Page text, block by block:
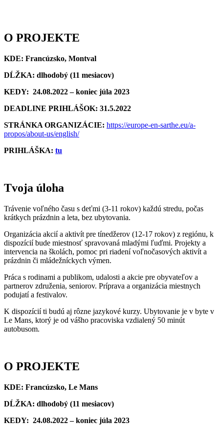
O PROJEKTE
KDE: Francúzsko, Montval
DĹŽKA: dlhodobý (11 mesiacov)
KEDY: 24.08.2022 – koniec júla 2023
DEADLINE PRIHLÁŠOK: 31.5.2022
STRÁNKA ORGANIZÁCIE: https://europe-en-sarthe.eu/a-
propos/about-us/english/
PRIHLÁŠKA: tu
Tvoja úloha
Trávenie voľného času s deťmi (3-11 rokov) každú stredu, počas
krátkych prázdnin a leta, bez ubytovania.
Organizácia akcií a aktivít pre tínedžerov (12-17 rokov) z regiónu, k
dispozícií bude miestnosť spravovaná mladými ľuďmi. Projekty a
intervencia na školách, pomoc pri riadení voľnočasových aktivít a
prázdnin či mládežníckych výmen.
Práca s rodinami a publikom, udalosti a akcie pre obyvateľov a
partnerov združenia, seniorov. Príprava a organizácia miestnych
podujatí a festivalov.
K dispozícií ti budú aj rôzne jazykové kurzy. Ubytovanie je v byte v
Le Mans, ktorý je od vášho pracoviska vzdialený 50 minút
autobusom.
O PROJEKTE
KDE: Francúzsko, Le Mans
DĹŽKA: dlhodobý (11 mesiacov)
KEDY: 24.08.2022 – koniec júla 2023